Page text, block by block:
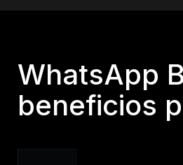
WhatsApp
beneficios